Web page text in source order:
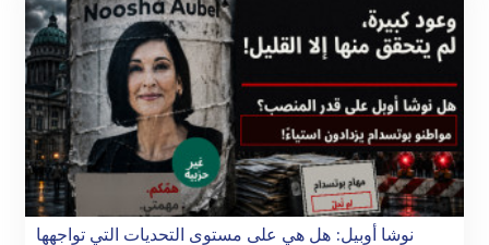
SLE 28.373249
SOS 659.190258
SRD 43.679872
STD 23875.595419
STN 24.514513
SVC 10.092281
SZL 18.734091
THB 38.130277
TJS 10.639999
نوشا أوبيل: هل هي على مستوى التحديات التي تواجهها